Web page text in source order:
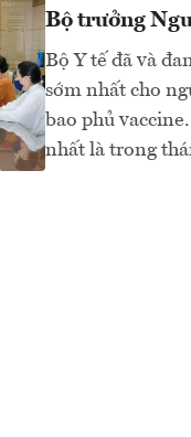
Bộ trưởng
Bộ Y tế đã và
sớm nhất cho
bao phủ
nhất là trong